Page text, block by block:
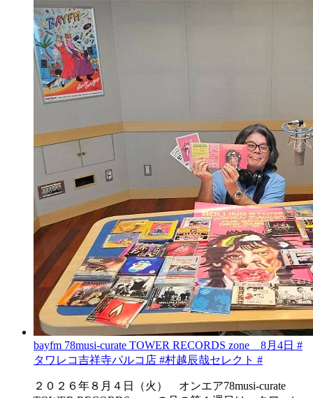
bayfm 78musi-curate TOWER RECORDS zone 8月4日 #
タワレコ吉祥寺パルコ店 #村越辰哉セレクト #
２０２６年８月４日（火） オンエア78musi-curate